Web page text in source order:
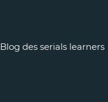
Blog des serials learners